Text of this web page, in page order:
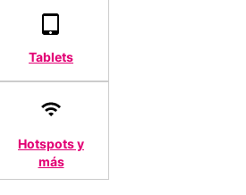
Tablets
Hotspots y
más